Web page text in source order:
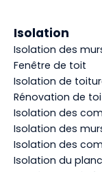
Isolation
Isolation des
Fenêtre de toit
Isolation de
Rénovation de
Isolation des
Isolation des
Isolation des
Isolation du